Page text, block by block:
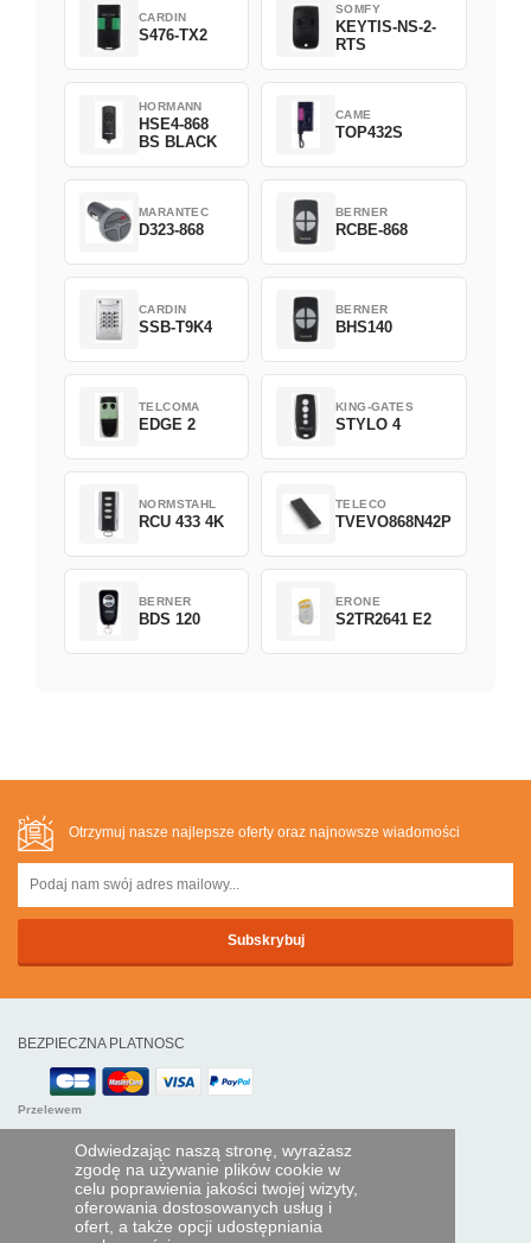
Odwiedzając naszą stronę, wyrażasz
zgodę na używanie plików cookie w
celu poprawienia jakości twojej wizyty,
oferowania dostosowanych usług i
ofert, a także opcji udostępniania
CARDIN
S476-TX2
SOMFY
KEYTIS-NS-2-
RTS
HORMANN
HSE4-868
BS BLACK
CAME
TOP432S
MARANTEC
D323-868
BERNER
RCBE-868
CARDIN
SSB-T9K4
BERNER
BHS140
TELCOMA
EDGE 2
KING-GATES
STYLO 4
NORMSTAHL
RCU 433 4K
TELECO
TVEVO868N42P
BERNER
BDS 120
ERONE
S2TR2641 E2
Otrzymuj nasze najlepsze oferty oraz najnowsze wiadomości
BEZPIECZNA PLATNOSC
Przelewem
POMOC I USŁUGI
Śledź swoje zamówienie
PILOTY EXPRESS